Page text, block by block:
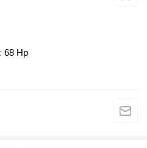
68 Hp